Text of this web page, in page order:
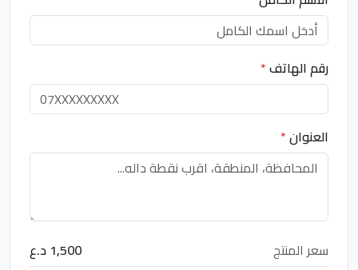
رقم الهاتف*
العنوان*
سعر المنتج
1,500 د.ع